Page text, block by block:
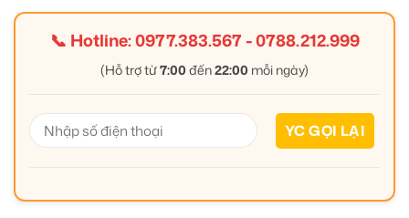
📞 Hotline:0977.383.567-0788.212.999
(Hỗ trợ từ7:00 đến22:00 mỗi ngày)